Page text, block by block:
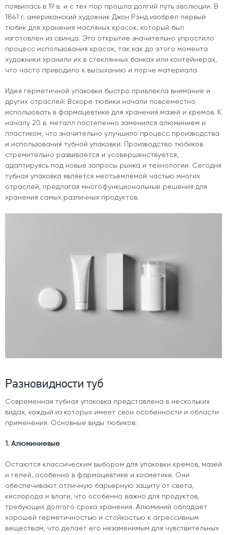
появилась в 19 в. и с тех пор прошла долгий путь эволюции. В
1841 г. американский художник Джон Рэнд изобрёл первый
тюбик для хранения масляных красок, который был
изготовлен из свинца. Это открытие значительно упростило
процесс использования красок, так как до этого момента
художники хранили их в стеклянных банках или контейнерах,
что часто приводило к высыханию и порче материала.
Идея герметичной упаковки быстро привлекла внимание и
других отраслей. Вскоре тюбики начали повсеместно
использовать в фармацевтике для хранения мазей и кремов. К
началу 20 в. металл постепенно заменился алюминием и
пластиком, что значительно улучшило процесс производства
и использования тубной упаковки. Производство тюбиков
стремительно развивается и усовершенствуется,
адаптируясь под новые запросы рынка и технологии. Сегодня
тубная упаковка является неотъемлемой частью многих
отраслей, предлагая многофункциональные решения для
хранения самых различных продуктов.
Разновидности туб
Современная тубная упаковка представлена в нескольких
видах, каждый из которых имеет свои особенности и области
применения. Основные виды тюбиков:
1. Алюминиевые
Остаются классическим выбором для упаковки кремов, мазей
и гелей, особенно в фармацевтике и косметике. Они
обеспечивают отличную барьерную защиту от света,
кислорода и влаги, что особенно важно для продуктов,
требующих долгого срока хранения. Алюминий обладает
хорошей герметичностью и стойкостью к агрессивным
веществам, что делает его незаменимым для чувствительных